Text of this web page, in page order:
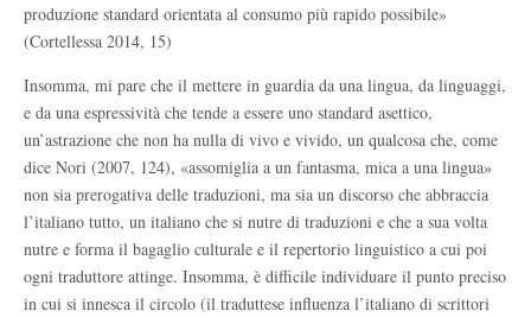
produzione standard orientata al consumo più rapido possibile»
(Cortellessa 2014, 15)
Insomma, mi pare che il mettere in guardia da una lingua, da linguaggi,
e da una espressività che tende a essere uno standard asettico,
un’astrazione che non ha nulla di vivo e vivido, un qualcosa che, come
dice Nori (2007, 124), «assomiglia a un fantasma, mica a una lingua»
non sia prerogativa delle traduzioni, ma sia un discorso che abbraccia
l’italiano tutto, un italiano che si nutre di traduzioni e che a sua volta
nutre e forma il bagaglio culturale e il repertorio linguistico a cui poi
ogni traduttore attinge. Insomma, è difficile individuare il punto preciso
in cui si innesca il circolo (il traduttese influenza l’italiano di scrittori